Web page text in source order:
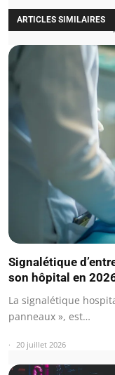
ARTICLES SIMILAIRES
Signalétique
son hôpital en
La signalétique
panneaux », est…
20 juillet 2026